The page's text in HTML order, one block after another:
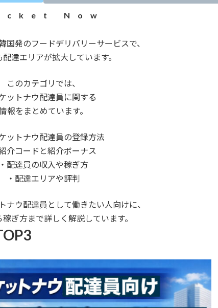
Now
国発のフードデリバリーサービスで、
配達エリアが拡大しています。
このカテゴリでは、
ットナウ配達員に関する
報をまとめています。
ットナウ配達員の登録方法
介コードと紹介ボーナス
・配達員の収入や稼ぎ方
・配達エリアや評判
ナウ配達員として働きたい人向けに、
ぎ方まで詳しく解説しています。